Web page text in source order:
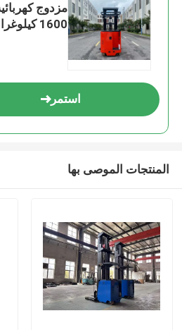
مزدوج
1600 كيلوغرام
استمر
المنتجات الموصى بها